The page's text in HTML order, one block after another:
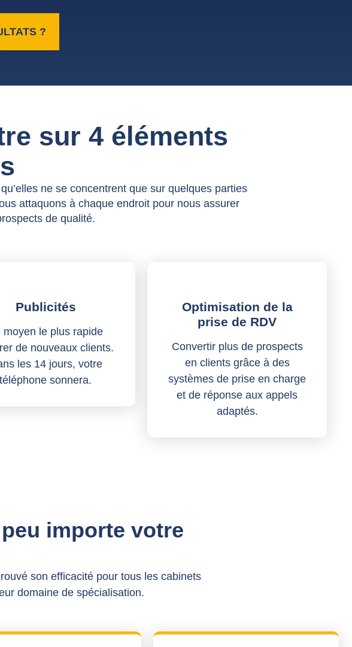
?
sur 4 éléments
ne se concentrent que sur quelques parties
attaquons à chaque endroit pour nous assurer
de qualité.
Publicités
moyen le plus rapide
de nouveaux clients.
les 14 jours, votre
téléphone sonnera.
Optimisation de la
prise de RDV
Convertir plus de prospects
en clients grâce à des
systèmes de prise en charge
et de réponse aux appels
adaptés.
importe votre
son efficacité pour tous les cabinets
domaine de spécialisation.